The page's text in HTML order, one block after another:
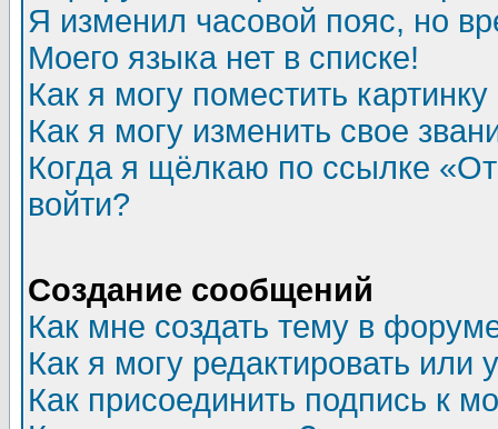
Я изменил часовой пояс, но
Моего языка нет в списке!
Как я могу поместить
Как я могу изменить свое
Когда я щёлкаю по ссылке
войти?
Создание сообщений
Как мне создать тему в
Как я могу редактировать или
Как присоединить подпись к